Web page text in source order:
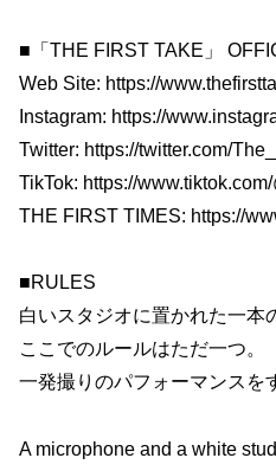
■「THE FIRST TAKE」
Web Site: https://
Instagram: https://
Twitter: https://twitter.com/
TikTok: https://
THE FIRST TIMES: https://
■RULES
白いスタジオに置かれた一本
ここでのルールはただ一つ。
一発撮りのパフォーマンスを
A microphone and a white